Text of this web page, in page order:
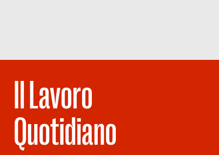
Il Lavoro
Quotidiano